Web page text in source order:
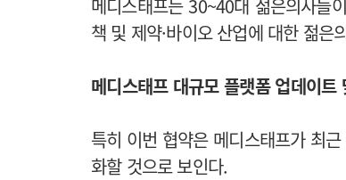
메디스태프는 30~40대 젊은의사들
책 및 제약·바이오 산업에 대한 젊은
메디스태프 대규모 플랫폼 업데이트
특히 이번 협약은 메디스태프가 최
화할 것으로 보인다.